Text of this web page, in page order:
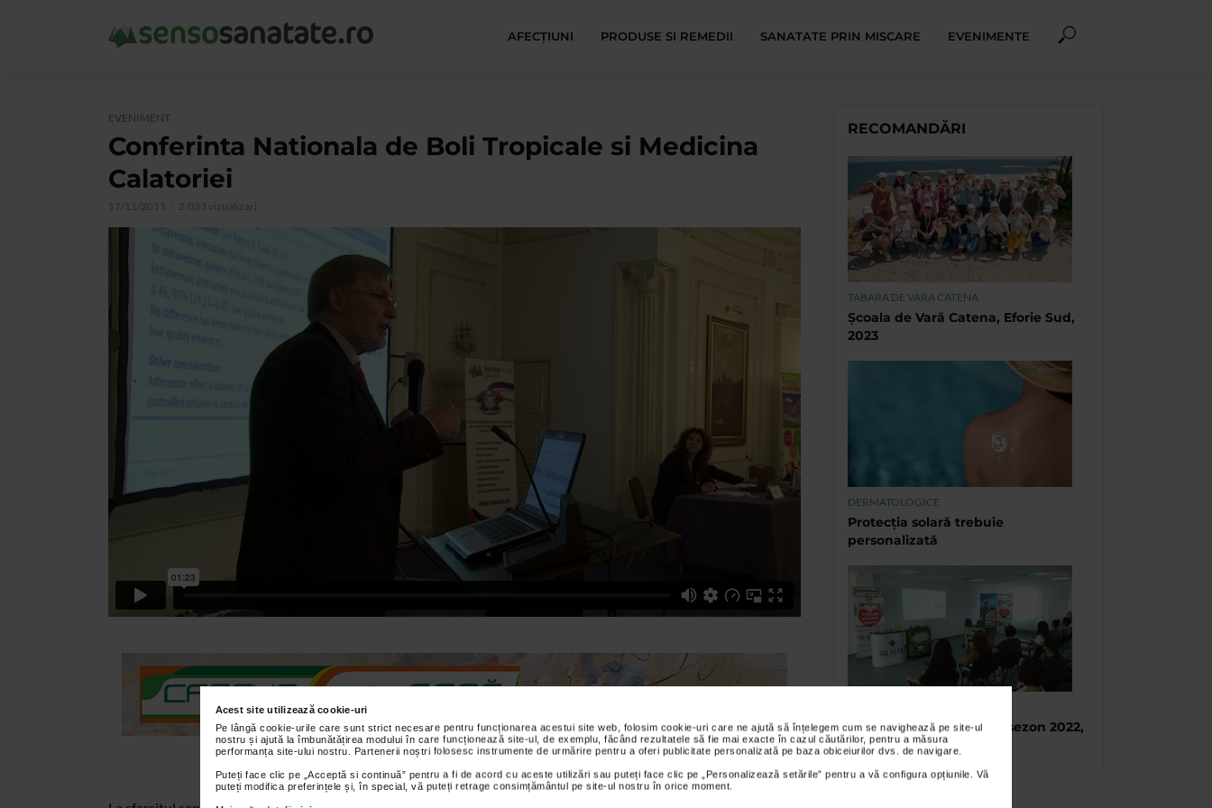
Acest site utilizează cookie-uri
Pe lângă cookie-urile care sunt strict necesare pentru funcționarea acestui site web, folosim cookie-uri care ne ajută să înțelegem cum se navighează pe site-ul
nostru și ajută la îmbunătățirea modului în care funcționează site-ul, de exemplu, făcând rezultatele să fie mai exacte în cazul căutărilor, pentru a măsura
performanța site-ului nostru. Partenerii noștri folosesc instrumente de urmărire pentru a oferi publicitate personalizată pe baza obiceiurilor dvs. de navigare.
Puteți face clic pe „Acceptă si continuă” pentru a fi de acord cu aceste utilizări sau puteți face clic pe „Personalizează setările” pentru a vă configura opțiunile. Vă
puteți modifica preferințele și, în special, vă puteți retrage consimțământul pe site-ul nostru în orice moment.
AFECŢIUNI PRODUSE SI REMEDII SANATATE PRIN MISCARE EVENIMENTE
EVENIMENT
Conferinta Nationala de Boli Tropicale si Medicina
Calatoriei
17/11/2011 2.033 vizualizari
RECOMANDĂRI
TABARA DE VARA CATENA
Școala de Vară Catena, Eforie Sud,
2023
DERMATOLOGICE
Protecția solară trebuie
personalizată
Tabara de vara, final de sezon 2022,
Eforie Sud